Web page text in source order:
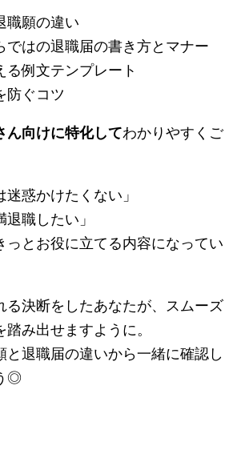
職願の違い
ではの退職届の書き方とマナー
る例文テンプレート
防ぐコツ
ん向けに特化してわかりやすくご
迷惑かけたくない」
退職したい」
っとお役に立てる内容になってい
る決断をしたあなたが、スムーズ
み出せますように。
と退職届の違いから一緒に確認し
◎